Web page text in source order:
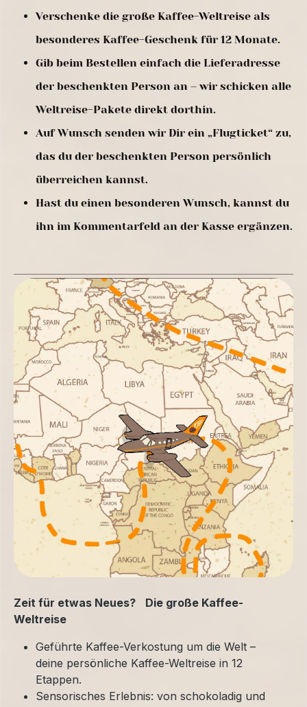
Zeit für etwas Neues? Die große Kaffee-
Weltreise
Geführte Kaffee-Verkostung um die Welt –
deine persönliche Kaffee-Weltreise in 12
Etappen.
Sensorisches Erlebnis: von schokoladig und
Verschenke die große Kaffee-Weltreise als
besonderes Kaffee-Geschenk für 12 Monate.
Gib beim Bestellen einfach die Lieferadresse
der beschenkten Person an – wir schicken alle
Weltreise-Pakete direkt dorthin.
Auf Wunsch senden wir Dir ein „Flugticket“ zu,
das du der beschenkten Person persönlich
überreichen kannst.
Hast du einen besonderen Wunsch, kannst du
ihn im Kommentarfeld an der Kasse ergänzen.